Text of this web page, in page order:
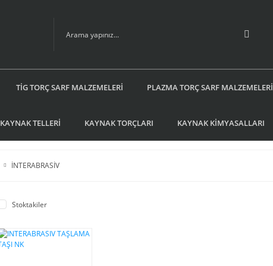
TİG TORÇ SARF MALZEMELERİ PLAZMA TORÇ SARF MALZEMELERİ
KAYNAK TELLERİ KAYNAK TORÇLARI KAYNAK KİMYASALLARI
İNTERABRASİV
Stoktakiler